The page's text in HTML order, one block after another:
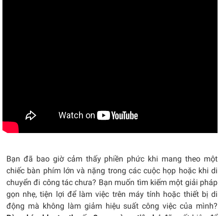
Bạn đã bao giờ cảm thấy phiền phức khi mang theo một
chiếc bàn phím lớn và nặng trong các cuộc họp hoặc khi di
chuyển đi công tác chưa? Bạn muốn tìm kiếm một giải pháp
gọn nhẹ, tiện lợi để làm việc trên máy tính hoặc thiết bị di
động mà không làm giảm hiệu suất công việc của mình?